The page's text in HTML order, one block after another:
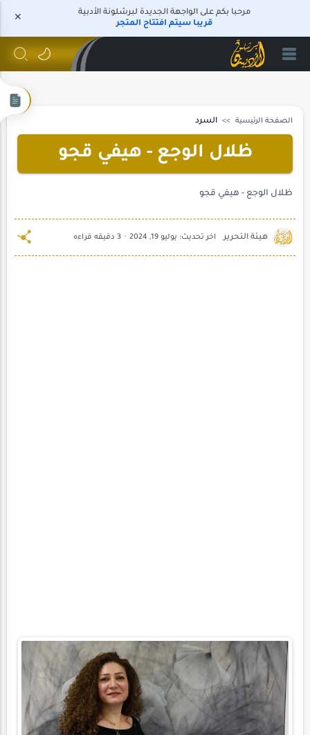
مرحبا بكم على الواجهة الجديدة لبرشلونة الأدبية
قريبا سيتم افتتاح المتجر
الصفحة الرئيسية السرد
ظلال الوجع - هيفي قجو
ظلال الوجع - هيفي قجو
3 دقيقه قراءه